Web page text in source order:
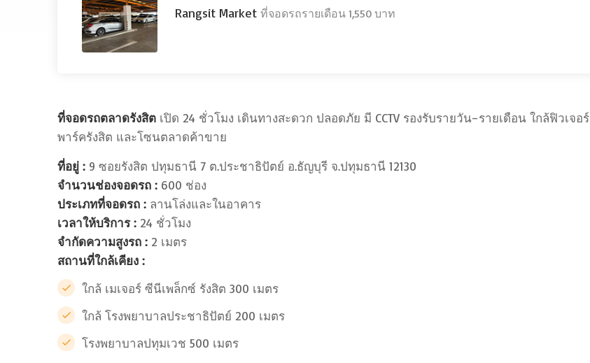
Rangsit Market ที่จอดรถรายเดือน 1,550 บาท
ที่จอดรถตลาดรังสิต เปิด 24 ชั่วโมง เดินทางสะดวก ปลอดภัย มี CCTV รองรับรายวัน–รายเดือน ใกล้ฟิวเจอร์
พาร์ครังสิต และโซนตลาดค้าขาย
ที่อยู่ : 9 ซอยรังสิต ปทุมธานี 7 ต.ประชาธิปัตย์ อ.ธัญบุรี จ.ปทุมธานี 12130
จำนวนช่องจอดรถ : 600 ช่อง
ประเภทที่จอดรถ : ลานโล่งและในอาคาร
เวลาให้บริการ : 24 ชั่วโมง
จำกัดความสูงรถ : 2 เมตร
สถานที่ใกล้เคียง :
ใกล้ เมเจอร์ ซีนีเพล็กซ์ รังสิต 300 เมตร
ใกล้ โรงพยาบาลประชาธิปัตย์ 200 เมตร
โรงพยาบาลปทุมเวช 500 เมตร